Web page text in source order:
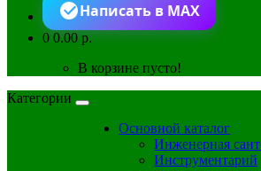
Написать в MAX
00.00 р.
В корзине пусто!
Категории
Основной каталог
Инженерная
Инструментарий